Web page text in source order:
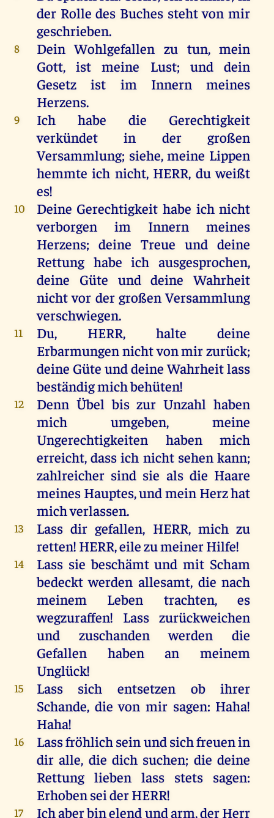
derRolledes Buches steht von mir
geschrieben.
8 Dein Wohlgefallen zu tun,mein
Gott,ist meine Lust; und dein
Gesetz
ist im Innern
meines
Herzens.
9 Ich habe die
Gerechtigkeit
verkündetin der
großen
Versammlung; siehe,meine Lippen
hemmteich nicht, HERR, du weißt
es!
10 Deine Gerechtigkeit habe ich nicht
verborgen
im Innern
meines
Herzens; deine Treue und deine
Rettung habe ich ausgesprochen,
deine
Güte und deine Wahrheit
nicht vor der großen Versammlung
verschwiegen.
11 Du, HERR,halte
deine
Erbarmungennichtvonmirzurück;
deine Güte unddeine Wahrheitlass
beständigmichbehüten!
12 Denn Übel bis zur Unzahlhaben
mich
umgeben,meine
Ungerechtigkeiten haben
mich
erreicht, dassich nicht sehen kann;
zahlreicher sind sie als die Haare
meines Hauptes,undmein Herzhat
michverlassen.
13 Lassdir gefallen, HERR, mich zu
retten! HERR,eilezumeinerHilfe!
14 Lass sie beschämt und mit Scham
bedeckt werden allesamt, die nach
meinem
Leben trachten,es
wegzuraffen! Lasszurückweichen
undzuschandenwerden
die
Gefallen
haben an
meinem
Unglück!
15 Lass sich entsetzen ob
ihrer
Schande, die von mir sagen: Haha!
Haha!
16 Lassfröhlichseinundsichfreuenin
dir alle, die dich suchen; die deine
Rettung liebenlass stets sagen:
ErhobenseiderHERR!
17 Ichaberbinelendundarm,derHerr